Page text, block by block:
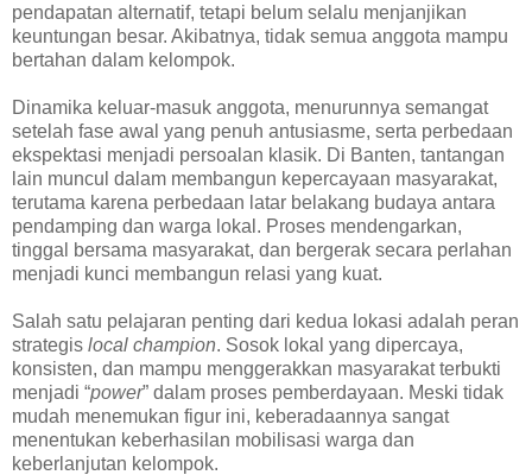
pendapatan alternatif, tetapi belum selalu menjanjikan
keuntungan besar. Akibatnya, tidak semua anggota mampu
bertahan dalam kelompok.
Dinamika keluar-masuk anggota, menurunnya semangat
setelah fase awal yang penuh antusiasme, serta perbedaan
ekspektasi menjadi persoalan klasik. Di Banten, tantangan
lain muncul dalam membangun kepercayaan masyarakat,
terutama karena perbedaan latar belakang budaya antara
pendamping dan warga lokal. Proses mendengarkan,
tinggal bersama masyarakat, dan bergerak secara perlahan
menjadi kunci membangun relasi yang kuat.
Salah satu pelajaran penting dari kedua lokasi adalah peran
strategis local champion. Sosok lokal yang dipercaya,
konsisten, dan mampu menggerakkan masyarakat terbukti
menjadi “power” dalam proses pemberdayaan. Meski tidak
mudah menemukan figur ini, keberadaannya sangat
menentukan keberhasilan mobilisasi warga dan
keberlanjutan kelompok.